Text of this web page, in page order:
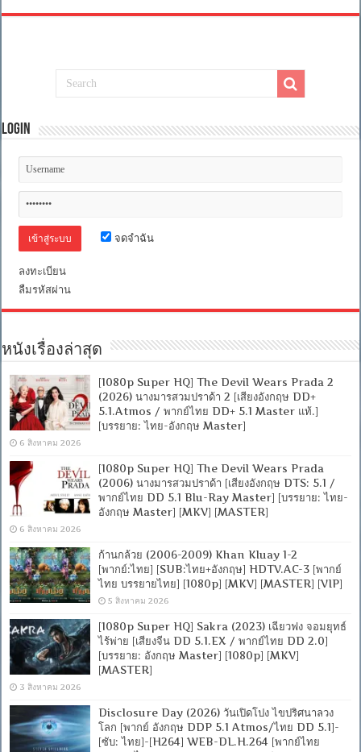
Login
จดจำฉัน
ลงทะเบียน
ลืมรหัสผ่าน
หนังเรื่องล่าสุด
[1080p Super HQ] The Devil Wears Prada 2
(2026) นางมารสวมปราด้า 2 [เสียงอังกฤษ DD+
5.1.Atmos / พากย์ไทย DD+ 5.1 Master แท้.]
[บรรยาย: ไทย-อังกฤษ Master]
6 สิงหาคม 2026
[1080p Super HQ] The Devil Wears Prada
(2006) นางมารสวมปราด้า [เสียงอังกฤษ DTS: 5.1 /
พากย์ไทย DD 5.1 Blu-Ray Master] [บรรยาย: ไทย-
อังกฤษ Master] [MKV] [MASTER]
6 สิงหาคม 2026
ก้านกล้วย (2006-2009) Khan Kluay 1-2
[พากย์:ไทย] [SUB:ไทย+อังกฤษ] HDTV.AC-3 [พากย์
ไทย บรรยายไทย] [1080p] [MKV] [MASTER] [VIP]
5 สิงหาคม 2026
[1080p Super HQ] Sakra (2023) เฉียวฟง จอมยุทธ์
ไร้พ่าย [เสียงจีน DD 5.1.EX / พากย์ไทย DD 2.0]
[บรรยาย: อังกฤษ Master] [1080p] [MKV]
[MASTER]
3 สิงหาคม 2026
Disclosure Day (2026) วันเปิดโปง ไขปริศนาลวง
โลก [พากย์ อังกฤษ DDP 5.1 Atmos/ไทย DD 5.1]-
[ซับ: ไทย]-[H264] WEB-DL.H.264 [พากย์ไทย